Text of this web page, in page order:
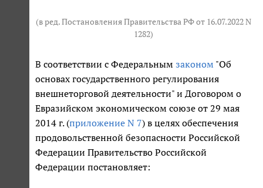
(в ред. Постановления Правительства РФ от 16.07.2022 N
1282)
В соответствии с Федеральным законом "Об
основах государственного регулирования
внешнеторговой деятельности" и Договором о
Евразийском экономическом союзе от 29 мая
2014 г. (приложение N 7) в целях обеспечения
продовольственной безопасности Российской
Федерации Правительство Российской
Федерации постановляет: